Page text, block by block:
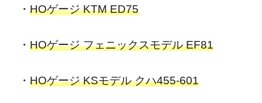
・ HOゲージ KTM ED75
・ HOゲージ フェニックスモデル EF81
・ HOゲージ KSモデル クハ455-601